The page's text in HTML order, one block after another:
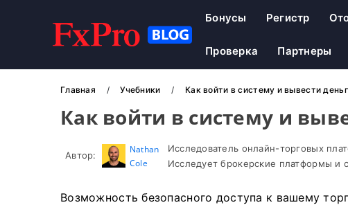
Бонусы Регистр
Проверка Партнеры
Главная Учебники Как войти в систему и вывести
Как войти в систему и
Автор:
Nathan
Cole
Исследователь онлайн-торговых
Исследует брокерские платформы и
Возможность безопасного доступа к вашему